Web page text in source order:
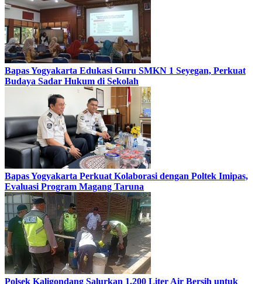
Bapas Yogyakarta Edukasi Guru SMKN 1 Seyegan, Perkuat
Budaya Sadar Hukum di Sekolah
Bapas Yogyakarta Perkuat Kolaborasi dengan Poltek Imipas,
Evaluasi Program Magang Taruna
Polsek Kaligondang Salurkan 1.200 Liter Air Bersih untuk